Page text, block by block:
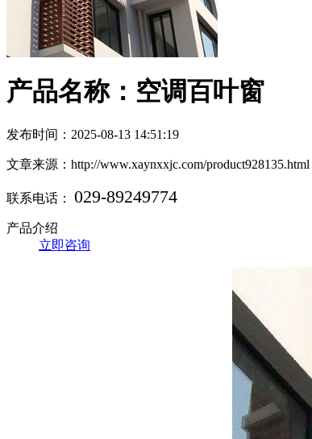
产品名称：空调百叶窗
发布时间：2025-08-13 14:51:19
文章来源：http://www.xaynxxjc.com/product928135.html
联系电话： 029-89249774
产品介绍
立即咨询